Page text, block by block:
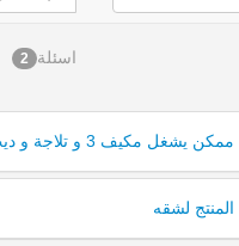
اسئلة 2
مكيف 3 و تلاجة و ديب فيرز ؟
لشقه